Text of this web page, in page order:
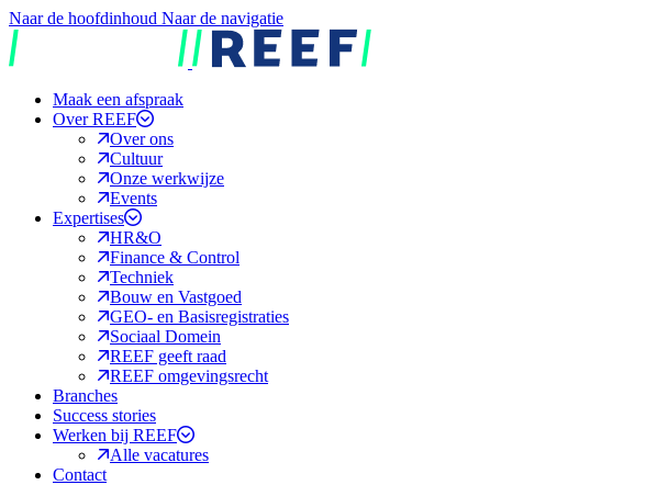
Naar de hoofdinhoud Naar de navigatie
REEF
Maak een afspraak
Over REEF
Over ons
Cultuur
Onze werkwijze
Events
Expertises
HR&O
Finance & Control
Techniek
Bouw en Vastgoed
GEO- en Basisregistraties
Sociaal Domein
REEF geeft raad
REEF omgevingsrecht
Branches
Success stories
Werken bij REEF
Alle vacatures
Contact